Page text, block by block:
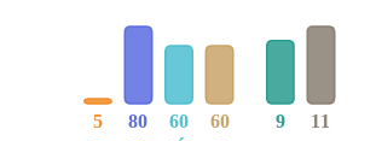
5 80 60 60 9 11